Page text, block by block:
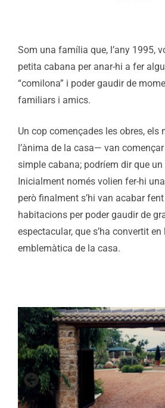
Som una família que, l’any 1995,
petita cabana per anar-hi a fer
“comilona” i poder gaudir de
familiars i amics.
Un cop començades les obres,
l’ànima de la casa— van
simple cabana; podríem dir que un
Inicialment només volien fer-hi
però finalment s’hi van acabar
habitacions per poder gaudir de
espectacular, que s’ha convertit
emblemàtica de la casa.